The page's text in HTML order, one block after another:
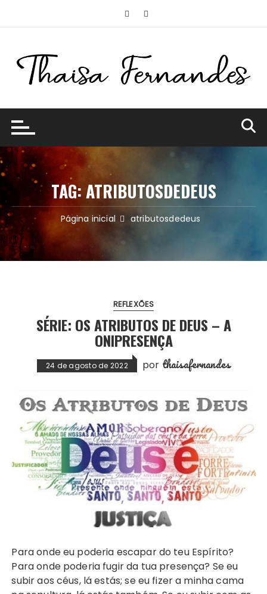
TAG:ATRIBUTOSDEDEUS
Página inicial atributosdedeus
REFLEXÕES
SÉRIE: OS ATRIBUTOS DE DEUS – A
ONIPRESENÇA
24 de agosto de 2022 por thaisafernandes
Para onde eu poderia escapar do teu Espírito?
Para onde poderia fugir da tua presença? Se eu
subir aos céus, lá estás; se eu fizer a minha cama